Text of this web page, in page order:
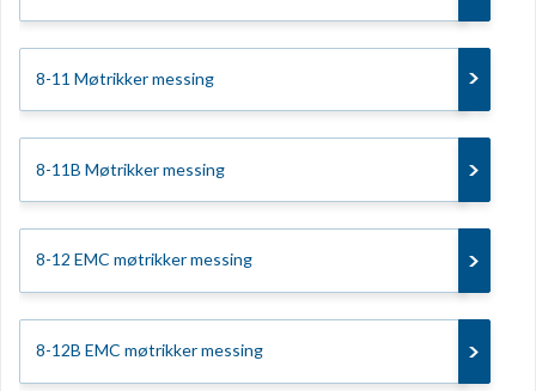
8-11 Møtrikker messing
8-11B Møtrikker messing
8-12 EMC møtrikker messing
8-12B EMC møtrikker messing